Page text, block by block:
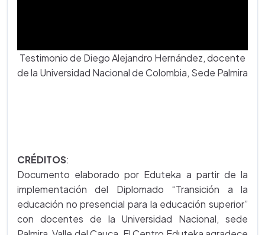
Testimonio de Diego Alejandro Hernández, docente
de la Universidad Nacional de Colombia, Sede Palmira
CRÉDITOS:
Documento elaborado por Eduteka a partir de la
implementación del Diplomado “Transición a la
educación no presencial para la educación superior”
con docentes de la Universidad Nacional, sede